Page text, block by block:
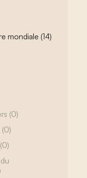
mondiale (14)
(0)
(0)
(0)